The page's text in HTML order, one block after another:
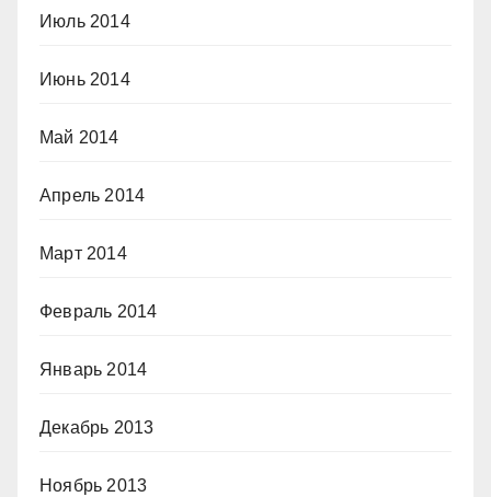
Июль 2014
Июнь 2014
Май 2014
Апрель 2014
Март 2014
Февраль 2014
Январь 2014
Декабрь 2013
Ноябрь 2013